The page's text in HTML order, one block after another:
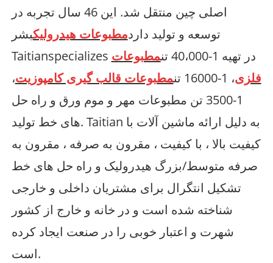
اصلی چین منتقل شد. این 46 سال تجربه در
توسعه و تولید داردمطبوعات هیدرولیکبشر
Taitianspecializes در تهیه 1-40،000 تن
مطبوعات
فلزی، 1-16000 تن مطبوعات قالب گیری کامپوزیت،
1-3500 تن مطبوعات مهر و موم ورق و راه حل
های خط تولید. Taitian به دلیل ارائه ماشین آلات با
کیفیت بالا ، با کیفیت ، مقرون به صرفه ، مقرون به
صرفه متوسط/بزرگ هیدرولیک و راه حل های خط
تشکیل انتگرال برای مشتریان داخلی و خارجی
شناخته شده است و در خانه و خارج از کشور
شهرت و اعتبار خوبی را در صنعت ایجاد کرده
است.